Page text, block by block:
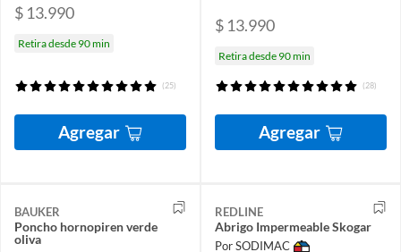
$ 13.990
Retira desde 90 min
(25)
Agregar
$ 13.990
Retira desde 90 min
(28)
Agregar
BAUKER
Poncho hornopiren verde
oliva
REDLINE
Abrigo Impermeable Skogar
Por SODIMAC